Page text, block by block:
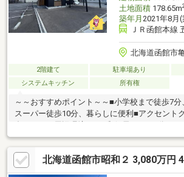
土地面積178.65m
築年月 2021年8月
ＪＲ函館本線
北海道函館市
2階建て 駐車場あり
システムキッチン
所有権
～～おすすめポイント～～■小学校まで徒歩7
スーパー徒歩10分、暮らしに便利■アクセント
ト・・・7分■げんき市場・・・10分■サツ
打ち合わせ・見学プランご用意しており
めの方向け＞しっかりコース(1h~)/サクッと
しくは物件詳細下段の「イベント情報」をご覧
北海道函館市昭和２ 3,080万円